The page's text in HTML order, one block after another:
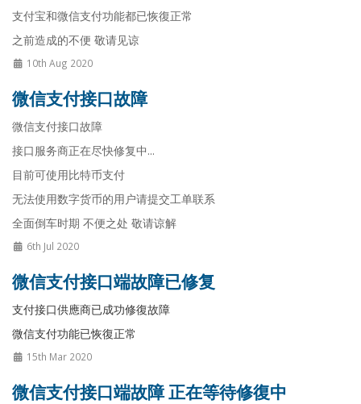
支付宝和微信支付功能都已恢復正常
之前造成的不便 敬请见谅
10th Aug 2020
微信支付接口故障
微信支付接口故障
接口服务商正在尽快修复中...
目前可使用比特币支付
无法使用数字货币的用户请提交工单联系
全面倒车时期 不便之处 敬请谅解
6th Jul 2020
微信支付接口端故障已修复
支付接口供應商已成功修復故障
微信支付功能已恢復正常
15th Mar 2020
微信支付接口端故障 正在等待修復中